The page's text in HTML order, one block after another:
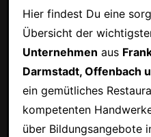
Hier findest Du eine
Übersicht der
Unternehmen aus
Darmstadt, Offenbach
ein gemütliches
kompetenten
über Bildungsangebote